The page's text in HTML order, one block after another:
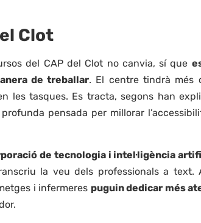
Clot
del CAP del Clot no canvia, sí que
de treballar. El centre tindrà més
les tasques. Es tracta, segons han
pensada per millorar
de tecnologia i intel·ligència
la veu dels professionals a text.
i infermeres puguin dedicar més